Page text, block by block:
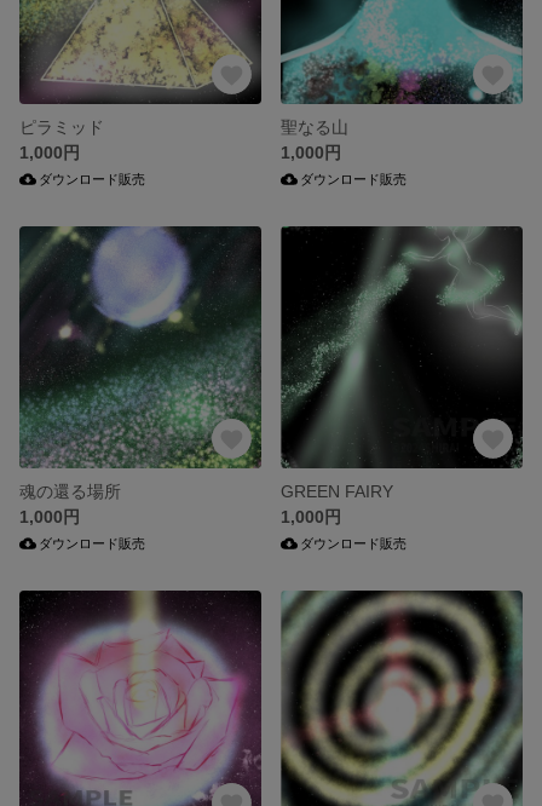
ピラミッド
1,000円
ダウンロード販売
聖なる山
1,000円
ダウンロード販売
魂の還る場所
1,000円
ダウンロード販売
GREEN FAIRY
1,000円
ダウンロード販売